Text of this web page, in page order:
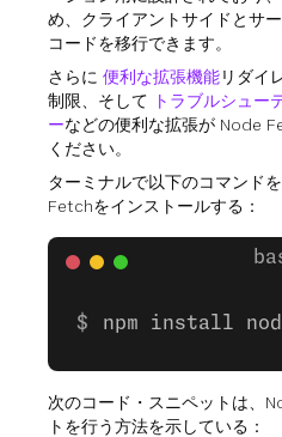
め、クライアントサイドとサ
コードを移行できます。
さらに 便利な拡張機能リダイ
制限、そして
トラブルシュー
ーなどの便利な拡張が Node
ください。
ターミナルで以下のコマンド
Fetchをインストールする：
npm install
次のコード・スニペットは、
トを行う方法を示している：